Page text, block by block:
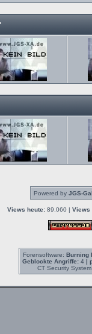
Powered by JGS-
Views heute: 89.060 | Views
Forensoftware: Burning
Geblockte Angriffe:4 |
CT Security